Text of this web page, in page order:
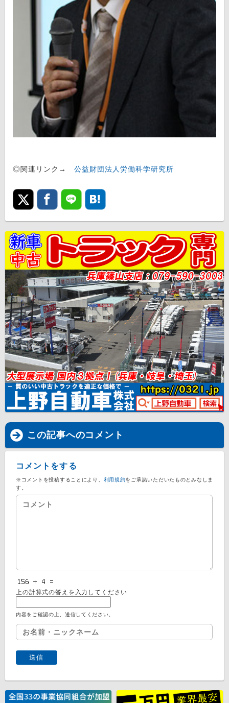
◎関連リンク→ 公益財団法人労働科学研究所
この記事へのコメント
コメントをする
※コメントを投稿することにより、 利用規約をご承諾いただいたものとみなしま
す。
上の計算式の答えを入力してください
内容をご確認の上、送信してください。